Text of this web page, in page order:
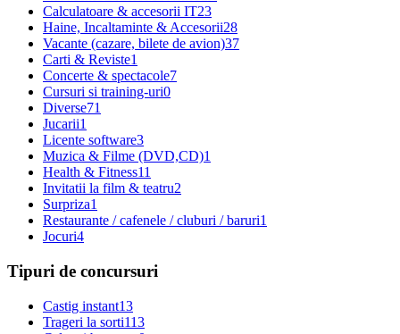
Calculatoare & accesorii IT23
Haine, Incaltaminte & Accesorii28
Vacante (cazare, bilete de avion)37
Carti & Reviste1
Concerte & spectacole7
Cursuri si training-uri0
Diverse71
Jucarii1
Licente software3
Muzica & Filme (DVD,CD)1
Health & Fitness11
Invitatii la film & teatru2
Surpriza1
Restaurante / cafenele / cluburi / baruri1
Jocuri4
Tipuri de concursuri
Castig instant13
Trageri la sorti113